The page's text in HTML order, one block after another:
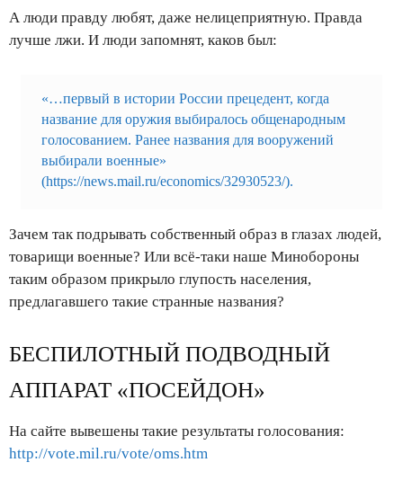
А люди правду любят, даже нелицеприятную. Правда
лучше лжи. И люди запомнят, каков был:
«…первый в истории России прецедент, когда
название для оружия выбиралось общенародным
голосованием. Ранее названия для вооружений
выбирали военные»
(https://news.mail.ru/economics/32930523/).
Зачем так подрывать собственный образ в глазах людей,
товарищи военные? Или всё-таки наше Минобороны
таким образом прикрыло глупость населения,
предлагавшего такие странные названия?
БЕСПИЛОТНЫЙ ПОДВОДНЫЙ
АППАРАТ «ПОСЕЙДОН»
На сайте вывешены такие результаты голосования:
http://vote.mil.ru/vote/oms.htm